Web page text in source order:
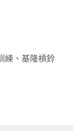
練 、基隆槓鈴